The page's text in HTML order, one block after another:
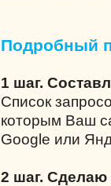
Подробный
1 шаг.
Список
которым Ваш
Google или
2 шаг. Сделаю